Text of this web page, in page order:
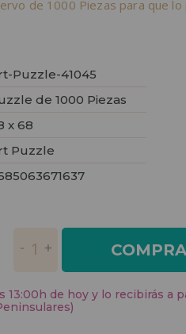
de 1000 Piezas para que
Puzzle-41045
de 1000 Piezas
x 68
Puzzle
13:00h de hoy y lo recibirás a